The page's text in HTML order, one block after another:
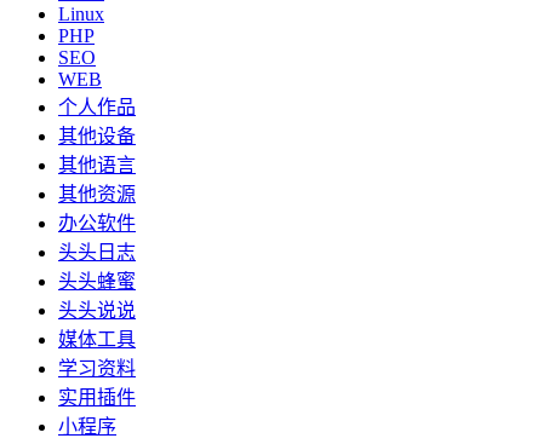
Linux
PHP
SEO
WEB
个人作品
其他设备
其他语言
其他资源
办公软件
头头日志
头头蜂蜜
头头说说
媒体工具
学习资料
实用插件
小程序